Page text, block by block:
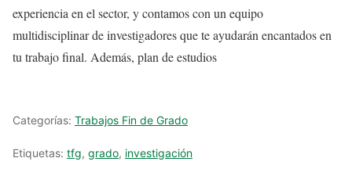
experiencia en el sector, y contamos con un equipo
multidisciplinar de investigadores que te ayudarán encantados en
tu trabajo final. Además, plan de estudios
Categorías: Trabajos Fin de Grado
Etiquetas: tfg, grado, investigación